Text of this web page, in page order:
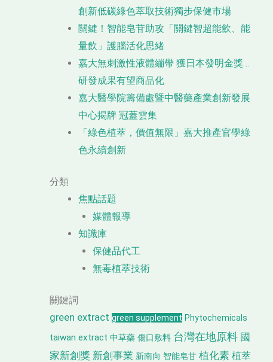
創新低碳綠色萃取技術獨步保健市場
關鍵！智能皂苷助攻「關鍵智超能飲、能
量飲」護腦活化思緒
嘉大無刺激性液體繃帶 獲日本發明金獎…
研發成果有望商品化
嘉大醫學院籌備處暨中醫藥產業創新發展
中心揭牌 冠蓋雲集
「綠色植萃，價值無限」嘉大推產官學綠
色永續創新
分類
焦點話題
媒體報導
知識庫
保健品代工
無毒植萃技術
關鍵詞
green extract green supplement Phytochemicals
taiwan extract 中草藥 傷口敷料 台灣在地原料 國
家新創獎 新創事業 新南向 智能皂甘 植化素 植萃